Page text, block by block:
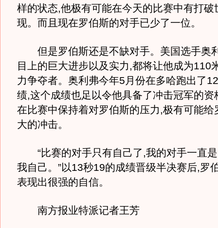
样的状态,他极有可能在今天的比赛中有打破
现。而且现在罗伯斯的对手已少了一位。
但是罗伯斯还是不缺对手。美国选手奥
目上的巨大进步以及实力,都将让他成为110
力争夺者。奥利弗今年5月份在多哈跑出了
绩,这个成绩也足以令他具备了冲击冠军的资
在比赛中保持着对罗伯斯的压力,极有可能给
大的冲击。
“比赛的对手只有自己了,我的对手一直是
我自己。”以13秒19的成绩晋级半决赛后,罗
表现出很强的自信。
南方报业特派记者王芳